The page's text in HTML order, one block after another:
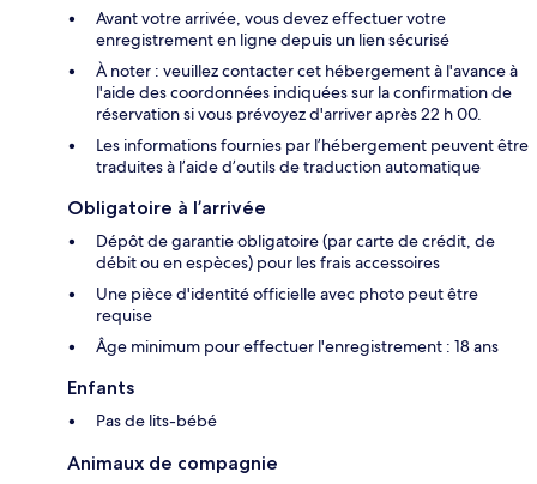
Avant votre arrivée, vous devez effectuer votre
enregistrement en ligne depuis un lien sécurisé
À noter : veuillez contacter cet hébergement à l'avance à
l'aide des coordonnées indiquées sur la confirmation de
réservation si vous prévoyez d'arriver après 22 h 00.
Les informations fournies par l’hébergement peuvent être
traduites à l’aide d’outils de traduction automatique
Obligatoire à l’arrivée
Dépôt de garantie obligatoire (par carte de crédit, de
débit ou en espèces) pour les frais accessoires
Une pièce d'identité officielle avec photo peut être
requise
Âge minimum pour effectuer l'enregistrement : 18 ans
Enfants
Pas de lits-bébé
Animaux de compagnie